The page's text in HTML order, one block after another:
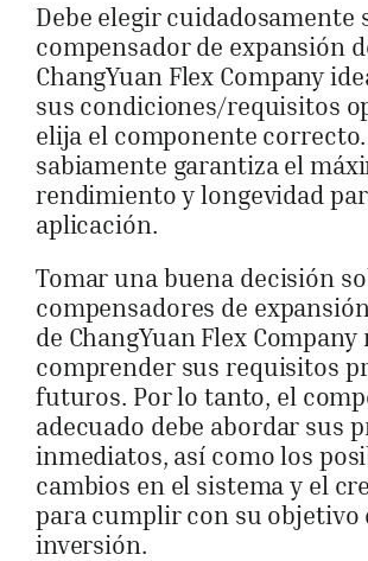
Debe elegir cuidadosamente
compensador de expansión
ChangYuan Flex Company
sus condiciones/requisitos
elija el componente
sabiamente garantiza el
rendimiento y longevidad
aplicación.
Tomar una buena decisión
compensadores de
de ChangYuan Flex
comprender sus requisitos
futuros. Por lo tanto, el
adecuado debe abordar sus
inmediatos, así como los
cambios en el sistema y el
para cumplir con su objetivo
inversión.